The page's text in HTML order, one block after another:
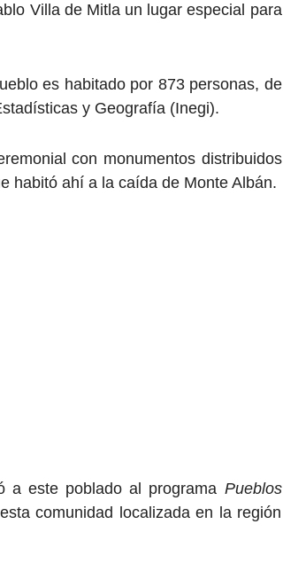
Villa de Mitla un lugar especial para
es habitado por 873 personas, de
y Geografía (Inegi).
con monumentos distribuidos
habitó ahí a la caída de Monte Albán.
a este poblado al programa Pueblos
comunidad localizada en la región